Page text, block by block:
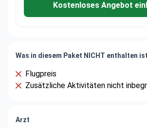
Kostenloses Angebot
Was in diesem Paket NICHT enthalten ist
Flugpreis
Zusätzliche Aktivitäten nicht
Arzt